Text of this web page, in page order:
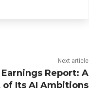
Next article
Report: A
of Its AI Ambitions